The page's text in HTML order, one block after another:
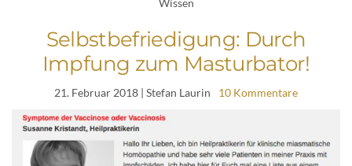
Wissen
Selbstbefriedigung: Durch
Impfung zum Masturbator!
21. Februar 2018 | Stefan Laurin 10 Kommentare